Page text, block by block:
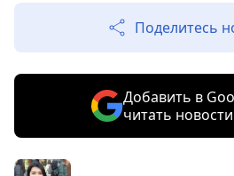
Поделитесь
Добавить в
читать